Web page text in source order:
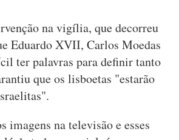
na vigília, que decorreu
Eduardo XVII, Carlos Moedas
ter palavras para definir tanto
que os lisboetas "estarão
imagens na televisão e esses